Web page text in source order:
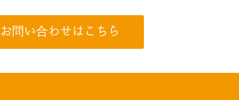
お問い合わせはこちら